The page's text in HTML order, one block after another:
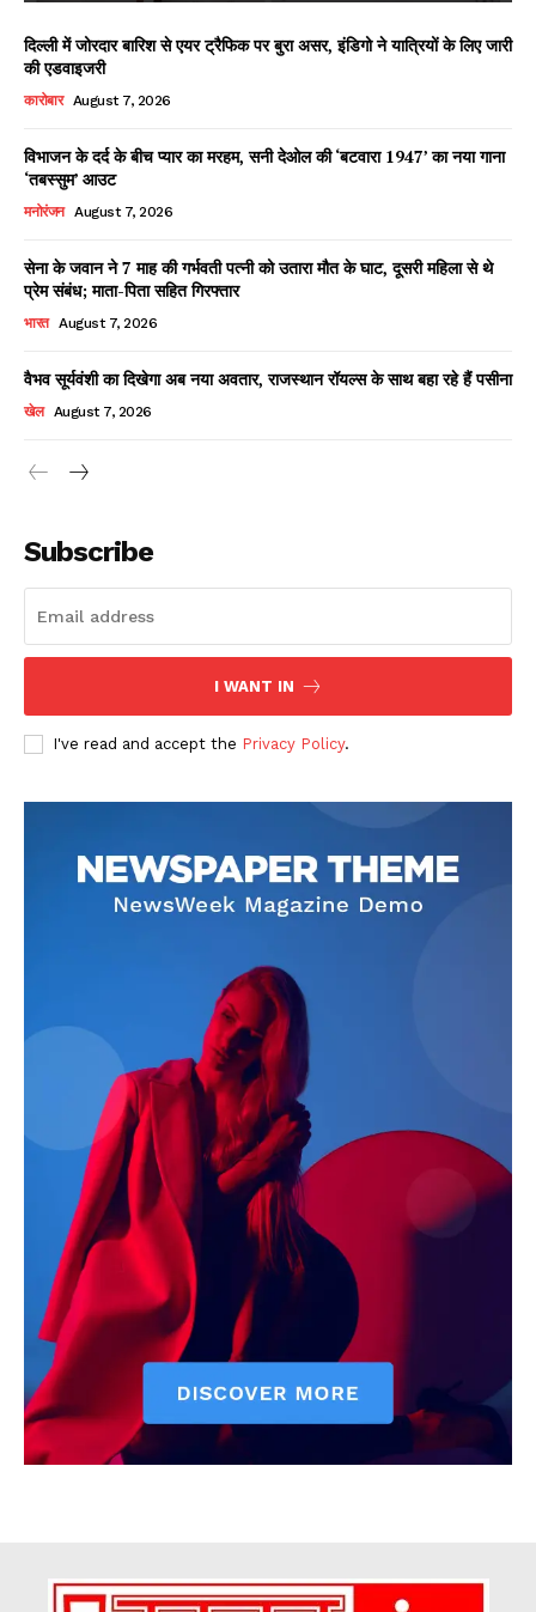
Contact us
Subscription Plans
My account
दिल्ली में जोरदार बारिश से एयर ट्रैफिक पर बुरा असर, इंडिगो ने यात्रियों के लिए जारी
की एडवाइजरी
कारोबार August 7, 2026
विभाजन के दर्द के बीच प्यार का मरहम, सनी देओल की ‘बटवारा 1947’ का नया गाना
‘तबस्सुम’ आउट
मनोरंजन August 7, 2026
सेना के जवान ने 7 माह की गर्भवती पत्नी को उतारा मौत के घाट, दूसरी महिला से थे
प्रेम संबंध; माता-पिता सहित गिरफ्तार
भारत August 7, 2026
वैभव सूर्यवंशी का दिखेगा अब नया अवतार, राजस्थान रॉयल्स के साथ बहा रहे हैं पसीना
खेल August 7, 2026
Subscribe
I WANT IN
I've read and accept the Privacy Policy.